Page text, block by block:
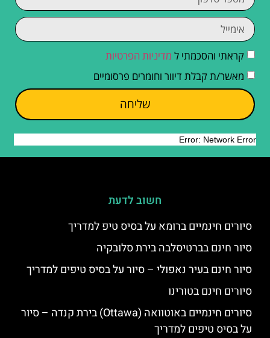
קראתי והסכמתי ל מדיניות הפרטיות
מאשר/ת קבלת דיוור וחומרים פרסומיים
שליחה
חשוב לדעת
סיורים חינמיים ברומא על בסיס טיפ למדריך
סיור חינם בברטיסלבה בירת סלובקיה
סיור חינם בעיר נאפולי – סיור על בסיס טיפים למדריך
סיורים חינם בטורינו
סיורים חינמיים באוטוואה (Ottawa) בירת קנדה – סיור
על בסיס טיפים למדריך